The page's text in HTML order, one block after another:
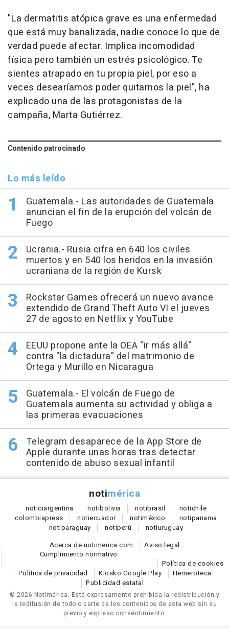
"La dermatitis atópica grave es una enfermedad
que está muy banalizada, nadie conoce lo que de
verdad puede afectar. Implica incomodidad
física pero también un estrés psicológico. Te
sientes atrapado en tu propia piel, por eso a
veces desearíamos poder quitarnos la piel", ha
explicado una de las protagonistas de la
campaña, Marta Gutiérrez.
Contenido patrocinado
Lo más leído
Guatemala.- Las autoridades de Guatemala
anuncian el fin de la erupción del volcán de
Fuego
Ucrania.- Rusia cifra en 640 los civiles
muertos y en 540 los heridos en la invasión
ucraniana de la región de Kursk
Rockstar Games ofrecerá un nuevo avance
extendido de Grand Theft Auto VI el jueves
27 de agosto en Netflix y YouTube
EEUU propone ante la OEA "ir más allá"
contra "la dictadura" del matrimonio de
Ortega y Murillo en Nicaragua
Guatemala.- El volcán de Fuego de
Guatemala aumenta su actividad y obliga a
las primeras evacuaciones
Telegram desaparece de la App Store de
Apple durante unas horas tras detectar
contenido de abuso sexual infantil
notimérica
noticiargentina notibolivia notibrasil notichile
colombiapress notiecuador notiméxico notipanama
notiparaguay notiperú notiuruguay
Acerca de notimerica.com
Aviso legal
Cumplimiento normativo
Política de cookies
Política de privacidad
Kiosko Google Play
Hemeroteca
Publicidad estatal
© 2026 Notimérica. Está expresamente prohibida la redistribución y
la redifusión de todo o parte de los contenidos de esta web sin su
previo y expreso consentimiento.